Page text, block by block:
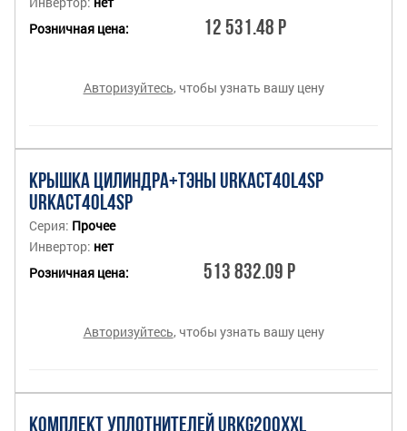
Розничная цена:
12 531.48 Р
Авторизуйтесь, чтобы узнать вашу цену
КРЫШКА ЦИЛИНДРА+ТЭНЫ URKACT40L4SP
URKACT40L4SP
Серия: Прочее
Инвертор: нет
Розничная цена:
513 832.09 Р
Авторизуйтесь, чтобы узнать вашу цену
КОМПЛЕКТ УПЛОТНИТЕЛЕЙ URKG200XXL